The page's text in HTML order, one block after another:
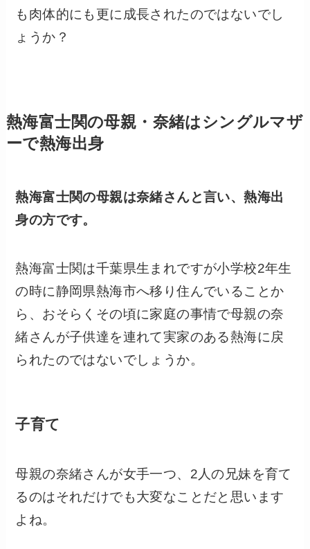
も肉体的にも更に成長されたのではないでし
ょうか？
熱海富士関の母親・奈緒はシングルマザ
ーで熱海出身
熱海富士関の母親は奈緒さんと言い、熱海出
身の方です。
熱海富士関は千葉県生まれですが小学校2年生
の時に静岡県熱海市へ移り住んでいることか
ら、おそらくその頃に家庭の事情で母親の奈
緒さんが子供達を連れて実家のある熱海に戻
られたのではないでしょうか。
子育て
母親の奈緒さんが女手一つ、2人の兄妹を育て
るのはそれだけでも大変なことだと思います
よね。